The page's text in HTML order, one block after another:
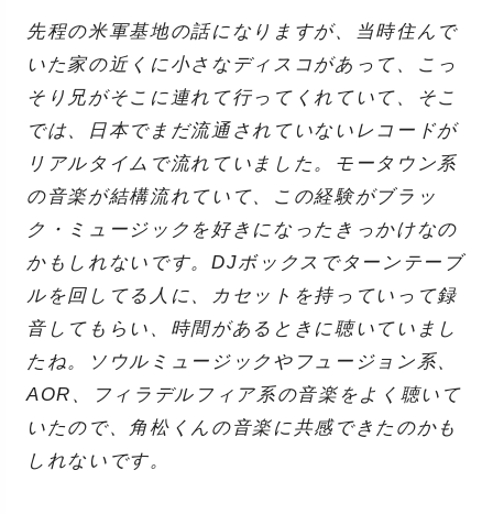
先程の米軍基地の話になりますが、当時住んで
いた家の近くに小さなディスコがあって、こっ
そり兄がそこに連れて行ってくれていて、そこ
では、日本でまだ流通されていないレコードが
リアルタイムで流れていました。モータウン系
の音楽が結構流れていて、この経験がブラッ
ク・ミュージックを好きになったきっかけなの
かもしれないです。DJボックスでターンテーブ
ルを回してる人に、カセットを持っていって録
音してもらい、時間があるときに聴いていまし
たね。ソウルミュージックやフュージョン系、
AOR、フィラデルフィア系の音楽をよく聴いて
いたので、角松くんの音楽に共感できたのかも
しれないです。